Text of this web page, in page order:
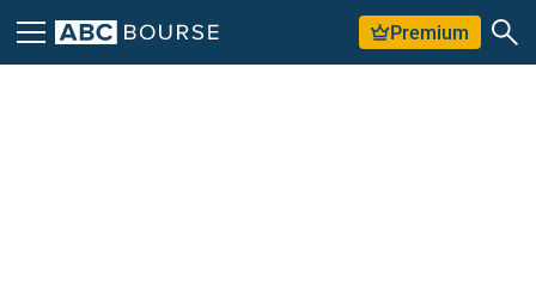
Premium